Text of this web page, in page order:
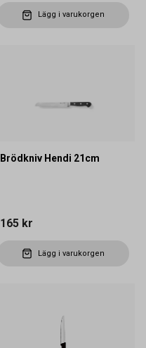
Lägg i varukorgen
Brödkniv Hendi 21cm
165 kr
Lägg i varukorgen